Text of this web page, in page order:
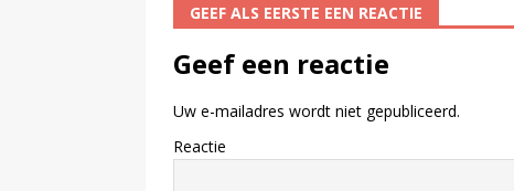
GEEF ALS EERSTE EEN REACTIE
Geef een reactie
Uw e-mailadres wordt niet gepubliceerd.
Reactie